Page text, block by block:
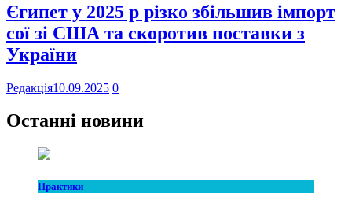
Єгипет у 2025 р різко збільшив імпорт
сої зі США та скоротив поставки з
України
Редакція10.09.2025 0
Останні новини
Практики